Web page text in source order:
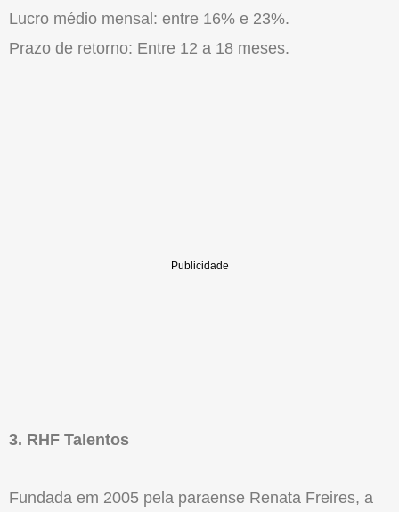
Lucro médio mensal: entre 16% e 23%.
Prazo de retorno: Entre 12 a 18 meses.
3. RHF Talentos
Fundada em 2005 pela paraense Renata Freires, a